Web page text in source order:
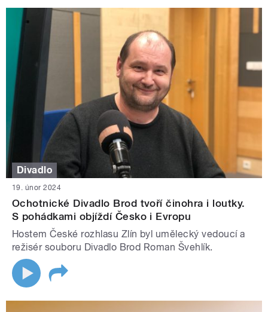
Divadlo
19. únor 2024
Ochotnické Divadlo Brod tvoří činohra i loutky.
S pohádkami objíždí Česko i Evropu
Hostem České rozhlasu Zlín byl umělecký vedoucí a
režisér souboru Divadlo Brod Roman Švehlík.